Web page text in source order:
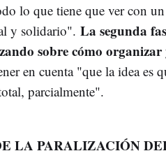
lo que tiene que ver con
y solidario". La segunda
sobre cómo
en cuenta "que la idea es
parcialmente".
LA PARALIZACIÓN